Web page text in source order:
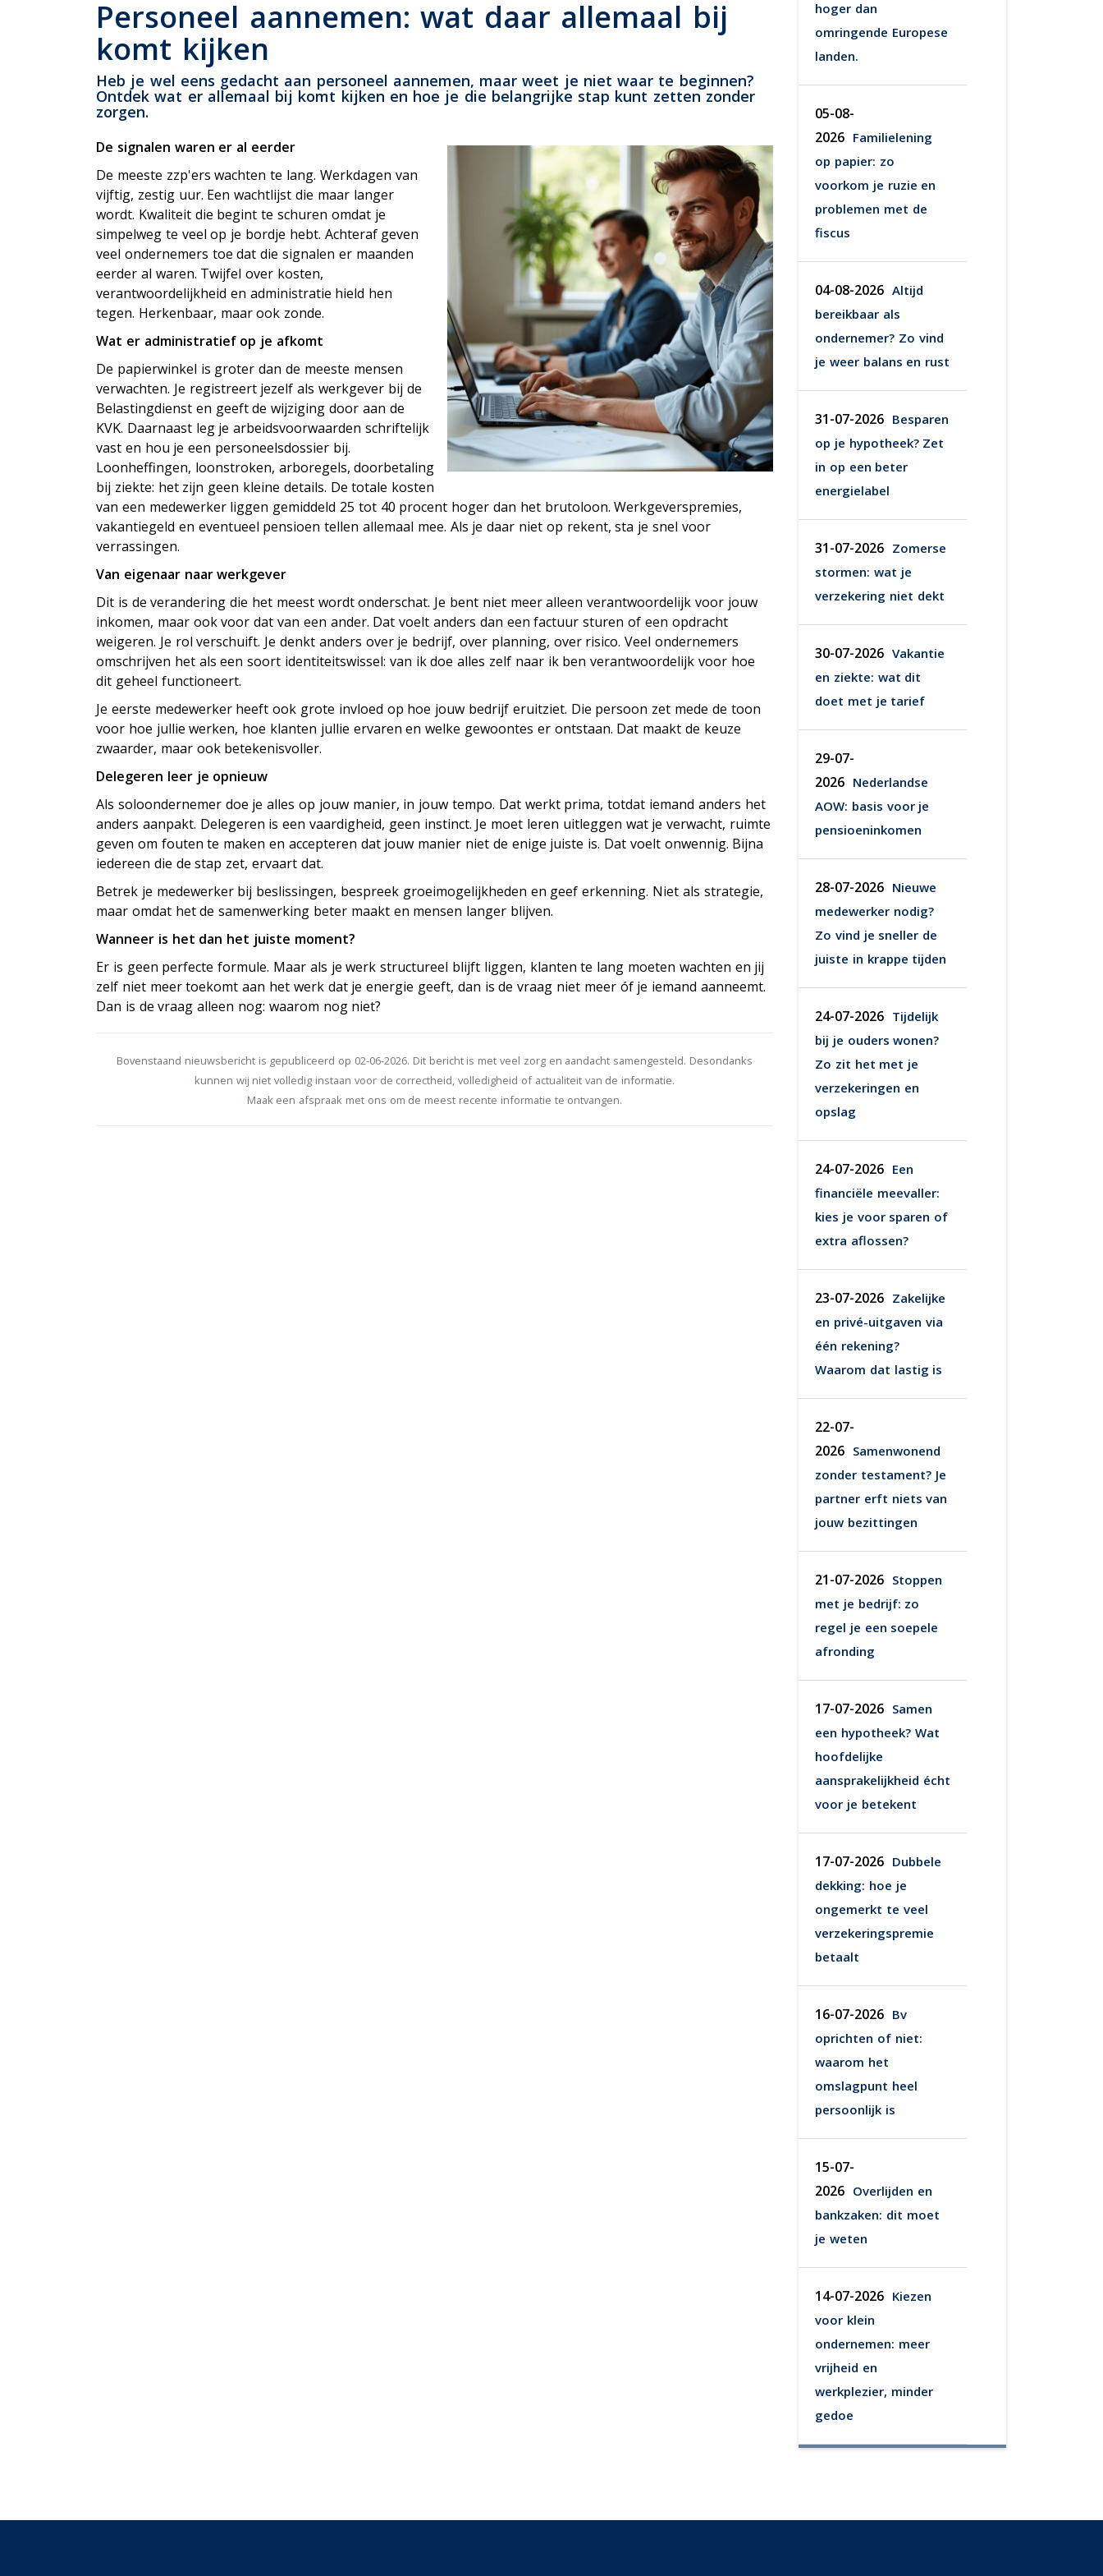
Uitvaartverzekering
Woonhuisverzekering
Zorgverzekering
Personeel aannemen: wat daar allemaal bij
komt kijken
Heb je wel eens gedacht aan personeel aannemen, maar weet je niet waar te beginnen?
Ontdek wat er allemaal bij komt kijken en hoe je die belangrijke stap kunt zetten zonder
zorgen.
De signalen waren er al eerder
De meeste zzp'ers wachten te lang. Werkdagen van
vijftig, zestig uur. Een wachtlijst die maar langer
wordt. Kwaliteit die begint te schuren omdat je
simpelweg te veel op je bordje hebt. Achteraf geven
veel ondernemers toe dat die signalen er maanden
eerder al waren. Twijfel over kosten,
verantwoordelijkheid en administratie hield hen
tegen. Herkenbaar, maar ook zonde.
Wat er administratief op je afkomt
De papierwinkel is groter dan de meeste mensen
verwachten. Je registreert jezelf als werkgever bij de
Belastingdienst en geeft de wijziging door aan de
KVK. Daarnaast leg je arbeidsvoorwaarden schriftelijk
vast en hou je een personeelsdossier bij.
Loonheffingen, loonstroken, arboregels, doorbetaling
bij ziekte: het zijn geen kleine details. De totale kosten
van een medewerker liggen gemiddeld 25 tot 40 procent hoger dan het brutoloon. Werkgeverspremies,
vakantiegeld en eventueel pensioen tellen allemaal mee. Als je daar niet op rekent, sta je snel voor
verrassingen.
Van eigenaar naar werkgever
Dit is de verandering die het meest wordt onderschat. Je bent niet meer alleen verantwoordelijk voor jouw
inkomen, maar ook voor dat van een ander. Dat voelt anders dan een factuur sturen of een opdracht
weigeren. Je rol verschuift. Je denkt anders over je bedrijf, over planning, over risico. Veel ondernemers
omschrijven het als een soort identiteitswissel: van ik doe alles zelf naar ik ben verantwoordelijk voor hoe
dit geheel functioneert.
Je eerste medewerker heeft ook grote invloed op hoe jouw bedrijf eruitziet. Die persoon zet mede de toon
voor hoe jullie werken, hoe klanten jullie ervaren en welke gewoontes er ontstaan. Dat maakt de keuze
zwaarder, maar ook betekenisvoller.
Delegeren leer je opnieuw
Als soloondernemer doe je alles op jouw manier, in jouw tempo. Dat werkt prima, totdat iemand anders het
anders aanpakt. Delegeren is een vaardigheid, geen instinct. Je moet leren uitleggen wat je verwacht, ruimte
geven om fouten te maken en accepteren dat jouw manier niet de enige juiste is. Dat voelt onwennig. Bijna
iedereen die de stap zet, ervaart dat.
Betrek je medewerker bij beslissingen, bespreek groeimogelijkheden en geef erkenning. Niet als strategie,
maar omdat het de samenwerking beter maakt en mensen langer blijven.
Wanneer is het dan het juiste moment?
Er is geen perfecte formule. Maar als je werk structureel blijft liggen, klanten te lang moeten wachten en jij
zelf niet meer toekomt aan het werk dat je energie geeft, dan is de vraag niet meer óf je iemand aanneemt.
Dan is de vraag alleen nog: waarom nog niet?
Bovenstaand nieuwsbericht is gepubliceerd op 02-06-2026. Dit bericht is met veel zorg en aandacht samengesteld. Desondanks
kunnen wij niet volledig instaan voor de correctheid, volledigheid of actualiteit van de informatie.
Maak een afspraak met ons om de meest recente informatie te ontvangen.
hoger dan
omringende Europese
landen.
05-08-
2026 Familielening
op papier: zo
voorkom je ruzie en
problemen met de
fiscus
04-08-2026 Altijd
bereikbaar als
ondernemer? Zo vind
je weer balans en rust
31-07-2026 Besparen
op je hypotheek? Zet
in op een beter
energielabel
31-07-2026 Zomerse
stormen: wat je
verzekering niet dekt
30-07-2026 Vakantie
en ziekte: wat dit
doet met je tarief
29-07-
2026 Nederlandse
AOW: basis voor je
pensioeninkomen
28-07-2026 Nieuwe
medewerker nodig?
Zo vind je sneller de
juiste in krappe tijden
24-07-2026 Tijdelijk
bij je ouders wonen?
Zo zit het met je
verzekeringen en
opslag
24-07-2026 Een
financiële meevaller:
kies je voor sparen of
extra aflossen?
23-07-2026 Zakelijke
en privé-uitgaven via
één rekening?
Waarom dat lastig is
22-07-
2026 Samenwonend
zonder testament? Je
partner erft niets van
jouw bezittingen
21-07-2026 Stoppen
met je bedrijf: zo
regel je een soepele
afronding
17-07-2026 Samen
een hypotheek? Wat
hoofdelijke
aansprakelijkheid écht
voor je betekent
17-07-2026 Dubbele
dekking: hoe je
ongemerkt te veel
verzekeringspremie
betaalt
16-07-2026 Bv
oprichten of niet:
waarom het
omslagpunt heel
persoonlijk is
15-07-
2026 Overlijden en
bankzaken: dit moet
je weten
14-07-2026 Kiezen
voor klein
ondernemen: meer
vrijheid en
werkplezier, minder
gedoe